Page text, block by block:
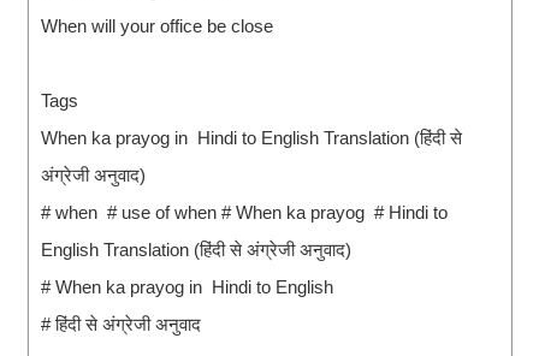
When will your office be close
Tags
When ka prayog in Hindi to English Translation (हिंदी से
अंग्रेजी अनुवाद)
# when # use of when # When ka prayog # Hindi to
English Translation (हिंदी से अंग्रेजी अनुवाद)
# When ka prayog in Hindi to English
# हिंदी से अंग्रेजी अनुवाद